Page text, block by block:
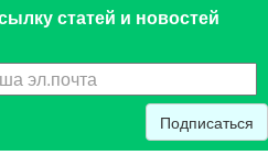
статей и новостей
Подписаться